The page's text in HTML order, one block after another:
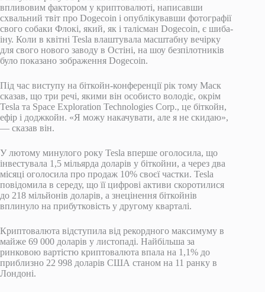
впливовим фактором у криптовалюті, написавши
схвальний твіт про Dogecoin і опублікувавши фотографії
свого собаки Флокі, який, як і талісман Dogecoin, є шиба-
іну. Коли в квітні Tesla влаштувала масштабну вечірку
для свого нового заводу в Остіні, на шоу безпілотників
було показано зображення Dogecoin.
Під час виступу на біткойн-конференції рік тому Маск
сказав, що три речі, якими він особисто володіє, окрім
Tesla та Space Exploration Technologies Corp., це біткойн,
ефір і доджкойн. «Я можу накачувати, але я не скидаю»,
— сказав він.
У лютому минулого року Tesla вперше оголосила, що
інвестувала 1,5 мільярда доларів у біткойни, а через два
місяці оголосила про продаж 10% своєї частки. Tesla
повідомила в середу, що її цифрові активи скоротилися
до 218 мільйонів доларів, а знецінення біткойнів
вплинуло на прибутковість у другому кварталі.
Криптовалюта відступила від рекордного максимуму в
майже 69 000 доларів у листопаді. Найбільша за
ринковою вартістю криптовалюта впала на 1,1% до
приблизно 22 998 доларів США станом на 11 ранку в
Лондоні.